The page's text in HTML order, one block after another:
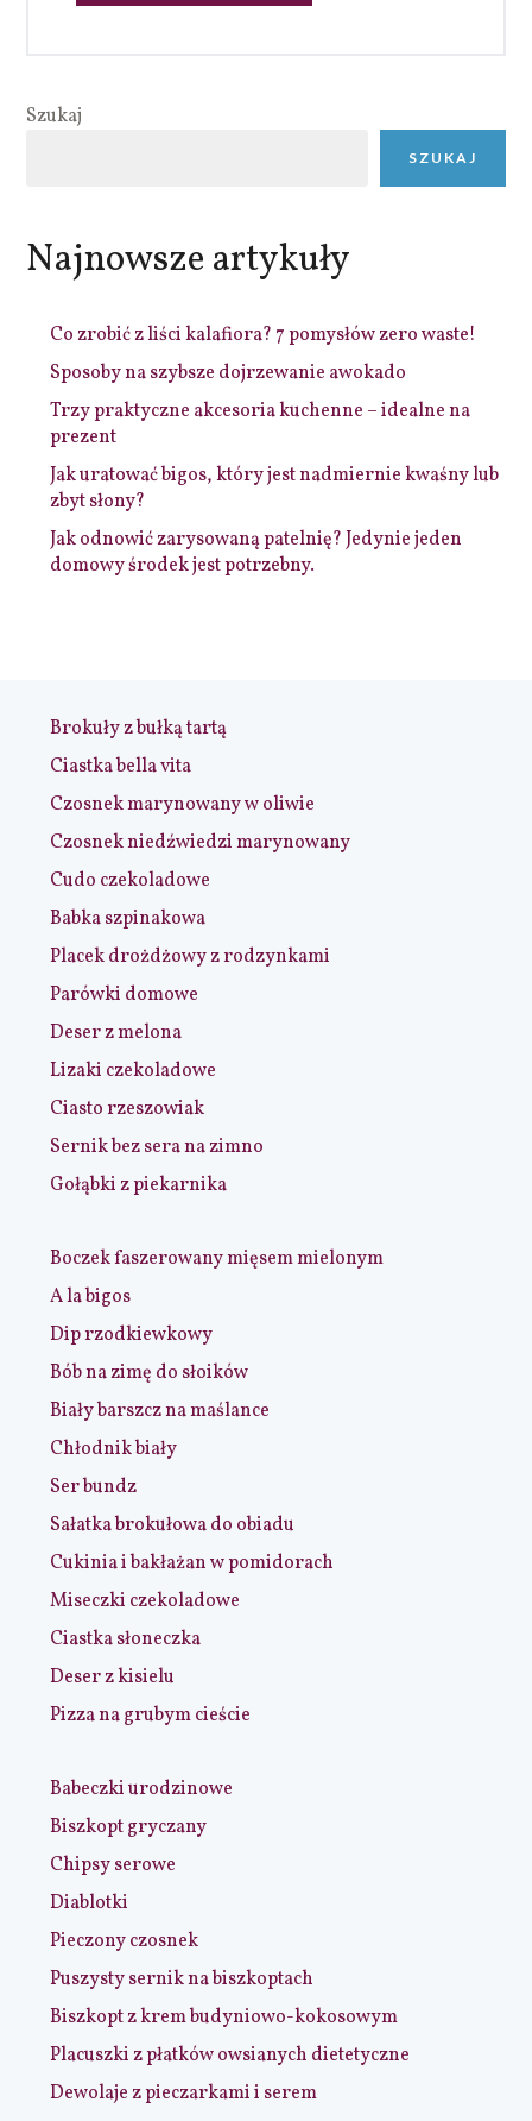
Szukaj
SZUKAJ
Najnowsze artykuły
Co zrobić z liści kalafiora? 7 pomysłów zero waste!
Sposoby na szybsze dojrzewanie awokado
Trzy praktyczne akcesoria kuchenne – idealne na
prezent
Jak uratować bigos, który jest nadmiernie kwaśny lub
zbyt słony?
Jak odnowić zarysowaną patelnię? Jedynie jeden
domowy środek jest potrzebny.
Brokuły z bułką tartą
Ciastka bella vita
Czosnek marynowany w oliwie
Czosnek niedźwiedzi marynowany
Cudo czekoladowe
Babka szpinakowa
Placek drożdżowy z rodzynkami
Parówki domowe
Deser z melona
Lizaki czekoladowe
Ciasto rzeszowiak
Sernik bez sera na zimno
Gołąbki z piekarnika
Boczek faszerowany mięsem mielonym
A la bigos
Dip rzodkiewkowy
Bób na zimę do słoików
Biały barszcz na maślance
Chłodnik biały
Ser bundz
Sałatka brokułowa do obiadu
Cukinia i bakłażan w pomidorach
Miseczki czekoladowe
Ciastka słoneczka
Deser z kisielu
Pizza na grubym cieście
Babeczki urodzinowe
Biszkopt gryczany
Chipsy serowe
Diablotki
Pieczony czosnek
Puszysty sernik na biszkoptach
Biszkopt z krem budyniowo-kokosowym
Placuszki z płatków owsianych dietetyczne
Dewolaje z pieczarkami i serem